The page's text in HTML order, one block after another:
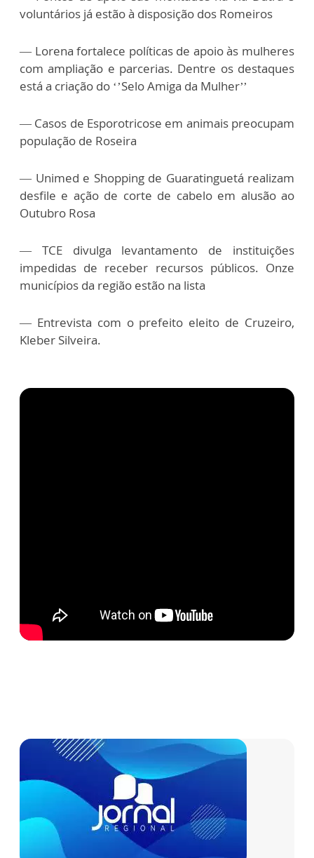
voluntários já estão à disposição dos Romeiros
— Lorena fortalece políticas de apoio às mulheres
com ampliação e parcerias. Dentre os destaques
está a criação do ‘’Selo Amiga da Mulher’’
— Casos de Esporotricose em animais preocupam
população de Roseira
— Unimed e Shopping de Guaratinguetá realizam
desfile e ação de corte de cabelo em alusão ao
Outubro Rosa
— TCE divulga levantamento de instituições
impedidas de receber recursos públicos. Onze
municípios da região estão na lista
— Entrevista com o prefeito eleito de Cruzeiro,
Kleber Silveira.